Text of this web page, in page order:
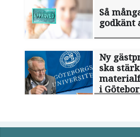
Så
godkänt
Ny
ska
i